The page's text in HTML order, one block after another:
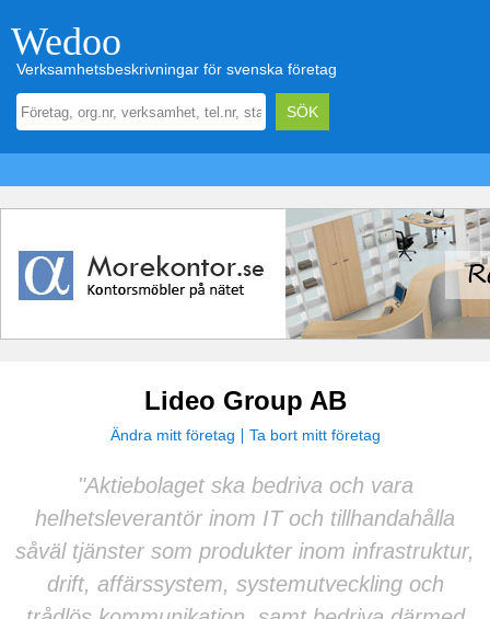
Wedoo
Verksamhetsbeskrivningar för svenska företag
Lideo Group AB
Ändra mitt företag Ta bort mitt företag
"Aktiebolaget ska bedriva och vara
helhetsleverantör inom IT och tillhandahålla
såväl tjänster som produkter inom infrastruktur,
drift, affärssystem, systemutveckling och